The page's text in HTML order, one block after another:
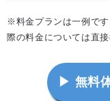
※料金プランは一例で
際の料金については直
▶ 無料